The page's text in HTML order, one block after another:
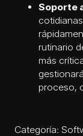
Soporte
rutinario
más
proceso,
Categoría: